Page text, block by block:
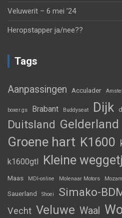
Veluwerit – 6 mei ’24
Heropstapper ja/nee??
Tags
Aanpassingen Acculader Amstel
boxer.gs Brabant Buddyseat Dijk
Duitsland Gelderland
Groene hart K1600
k1600gtl Kleine
Maas MDI-online Molenaar Motors
Sauerland Shoei Simako-
Vecht Veluwe Waal